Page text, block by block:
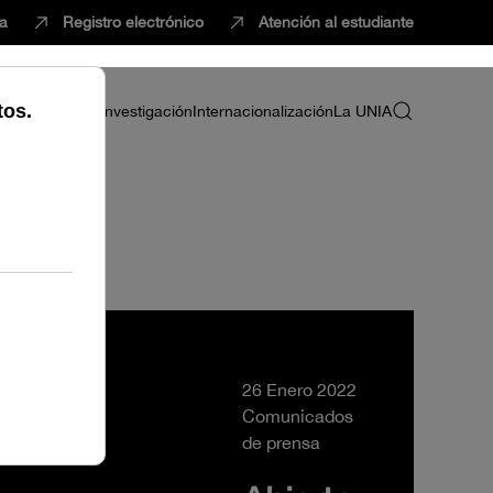
Registro electrónico Atención al estudiante
Profesorado InvestigaciónInternacionalizaciónLa UNIA
26 Enero 2022
Comunicados
de prensa